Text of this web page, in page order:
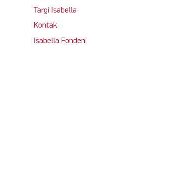
Targi Isabella
Kontak
Isabella Fonden